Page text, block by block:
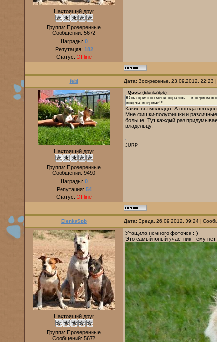
Настоящий друг
Группа: Проверенные
Сообщений: 5672
Награды: 0
Репутация: 182
Статус: Offline
febi Дата: Воскресенье, 23.09.2012,
Настоящий друг
Группа: Проверенные
Сообщений: 9490
Награды: 0
Репутация: 54
Статус: Offline
Quote (ElenkaSpb)
Ютка приятно меня поразила - в первом
видела впервые!!!
Какие вы молодцы! А погода
Мне фишки-полуфишки и различные
больше. Тут каждый раз
владельцу.
JURP
ElenkaSpb Дата: Среда, 26.09.2012, 09:24 |
Настоящий друг
Группа: Проверенные
Сообщений: 5672
Утащила немного фоточек :-)
Это самый юный участник - ему